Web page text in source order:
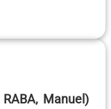
RABA, Manuel)